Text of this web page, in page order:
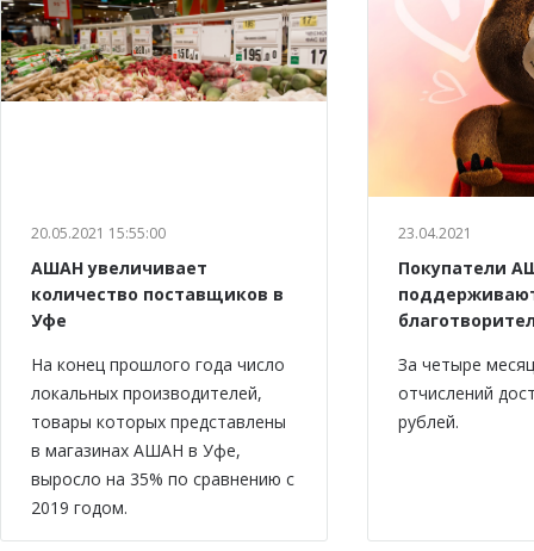
20.05.2021 15:55:00
АШАН увеличивает
количество поставщиков в
Уфе
На конец прошлого года число
локальных производителей,
товары которых представлены
в магазинах АШАН в Уфе,
выросло на 35% по сравнению с
2019 годом.
23.04.2021
Покупатели
За четыре
отчислений
рублей.